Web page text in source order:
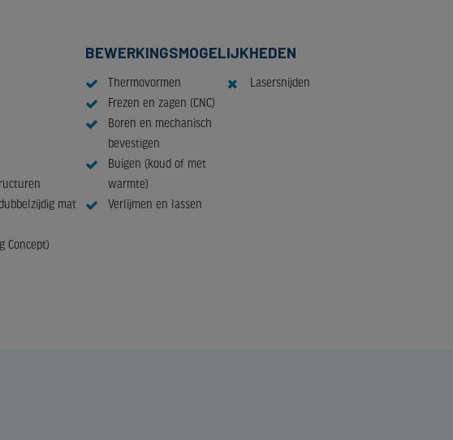
mat
Concept)
BEWERKINGSMOGELIJKHEDEN
Thermovormen
Frezen en zagen (CNC)
Boren en mechanisch
bevestigen
Buigen (koud of met
warmte)
Verlijmen en lassen
Lasersnijden